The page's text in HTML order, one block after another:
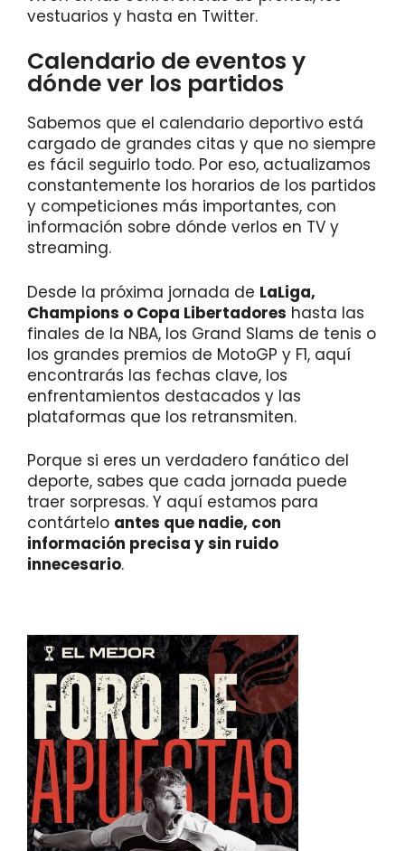
vestuarios y hasta en Twitter.
Calendario de eventos y
dónde ver los partidos
Sabemos que el calendario deportivo está
cargado de grandes citas y que no siempre
es fácil seguirlo todo. Por eso, actualizamos
constantemente los horarios de los partidos
y competiciones más importantes, con
información sobre dónde verlos en TV y
streaming.
Desde la próxima jornada de LaLiga,
Champions o Copa Libertadores hasta las
finales de la NBA, los Grand Slams de tenis o
los grandes premios de MotoGP y F1, aquí
encontrarás las fechas clave, los
enfrentamientos destacados y las
plataformas que los retransmiten.
Porque si eres un verdadero fanático del
deporte, sabes que cada jornada puede
traer sorpresas. Y aquí estamos para
contártelo antes que nadie, con
información precisa y sin ruido
innecesario.